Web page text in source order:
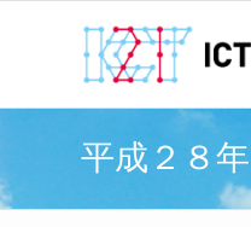
平成２８